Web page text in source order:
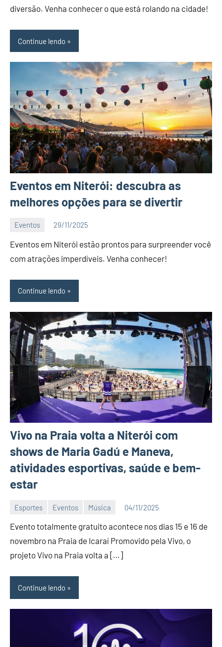
diversão. Venha conhecer o que está rolando na cidade!
Continue lendo
Eventos em Niterói: descubra as
melhores opções para se divertir
Eventos 29/11/2025
DN
Eventos em Niterói estão prontos para surpreender você
com atrações imperdíveis. Venha conhecer!
Continue lendo
Vivo na Praia volta a Niterói com
shows de Maria Gadú e Maneva,
atividades esportivas, saúde e bem-
estar
Esportes Eventos Música 04/11/2025
Editor
DN
Evento totalmente gratuito acontece nos dias 15 e 16 de
novembro na Praia de Icaraí Promovido pela Vivo, o
projeto Vivo na Praia volta a […]
Continue lendo